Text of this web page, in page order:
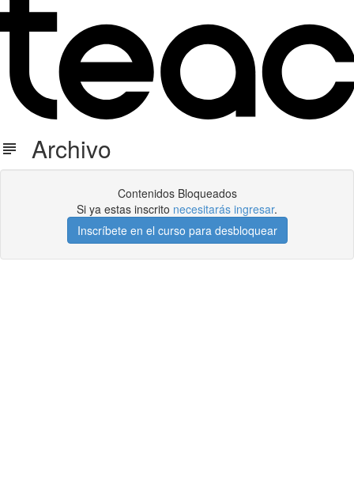
Archivo
Contenidos Bloqueados
Si ya estas inscrito necesitarás ingresar.
Inscríbete en el curso para desbloquear